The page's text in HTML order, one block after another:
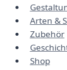
Arten &
Zubehör
Shop